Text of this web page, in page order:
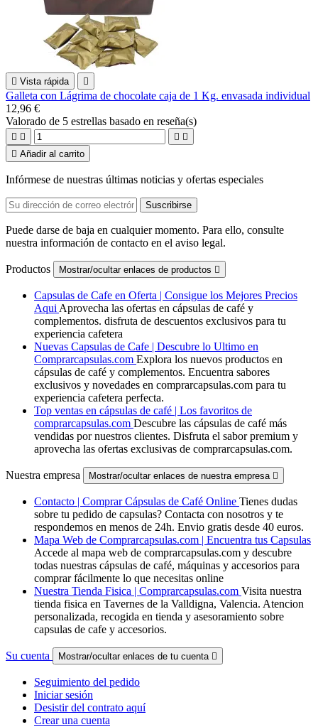
 Vista rápida 
Galleta con Lágrima de chocolate caja de 1 Kg. envasada individual
12,96 €
Valorado de 5 estrellas basado en reseña(s)
   
 Añadir al carrito
Infórmese de nuestras últimas noticias y ofertas especiales
Puede darse de baja en cualquier momento. Para ello, consulte
nuestra información de contacto en el aviso legal.
Productos Mostrar/ocultar enlaces de productos 
Capsulas de Cafe en Oferta | Consigue los Mejores Precios
Aqui Aprovecha las ofertas en cápsulas de café y
complementos. disfruta de descuentos exclusivos para tu
experiencia cafetera
Nuevas Capsulas de Cafe | Descubre lo Ultimo en
Comprarcapsulas.com Explora los nuevos productos en
cápsulas de café y complementos. Encuentra sabores
exclusivos y novedades en comprarcapsulas.com para tu
experiencia cafetera perfecta.
Top ventas en cápsulas de café | Los favoritos de
comprarcapsulas.com Descubre las cápsulas de café más
vendidas por nuestros clientes. Disfruta el sabor premium y
aprovecha las ofertas exclusivas de comprarcapsulas.com.
Nuestra empresa Mostrar/ocultar enlaces de nuestra empresa 
Contacto | Comprar Cápsulas de Café Online Tienes dudas
sobre tu pedido de capsulas? Contacta con nosotros y te
respondemos en menos de 24h. Envio gratis desde 40 euros.
Mapa Web de Comprarcapsulas.com | Encuentra tus Capsulas
Accede al mapa web de comprarcapsulas.com y descubre
todas nuestras cápsulas de café, máquinas y accesorios para
comprar fácilmente lo que necesitas online
Nuestra Tienda Fisica | Comprarcapsulas.com Visita nuestra
tienda fisica en Tavernes de la Valldigna, Valencia. Atencion
personalizada, recogida en tienda y asesoramiento sobre
capsulas de cafe y accesorios.
Su cuenta Mostrar/ocultar enlaces de tu cuenta 
Seguimiento del pedido
Iniciar sesión
Desistir del contrato aquí
Crear una cuenta